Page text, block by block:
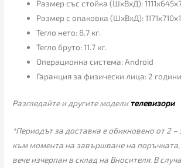
Размер със стойка (ШхВхД):
Размер с опаковка (ШхВхД):
Тегло нето: 8.7 кг.
Тегло бруто: 11.7 кг.
Операционна система: Android
Гаранция за физически лица: 2 години
Разгледайте и другите моделителевизори
*Периодът за доставка е обикновено от 2
към момента на завършване на поръчката,
вече изчерпан в склад на Вносителя. В